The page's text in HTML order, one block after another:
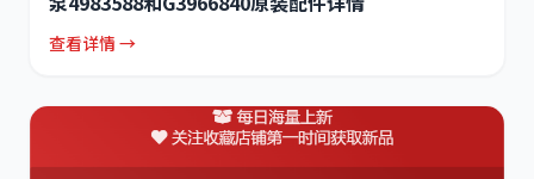
查看详情 →